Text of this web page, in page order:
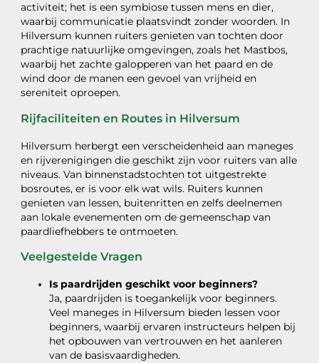
activiteit; het is een symbiose tussen mens en dier,
waarbij communicatie plaatsvindt zonder woorden. In
Hilversum kunnen ruiters genieten van tochten door
prachtige natuurlijke omgevingen, zoals het Mastbos,
waarbij het zachte galopperen van het paard en de
wind door de manen een gevoel van vrijheid en
sereniteit oproepen.
Rijfaciliteiten en Routes in Hilversum
Hilversum herbergt een verscheidenheid aan maneges
en rijverenigingen die geschikt zijn voor ruiters van alle
niveaus. Van binnenstadstochten tot uitgestrekte
bosroutes, er is voor elk wat wils. Ruiters kunnen
genieten van lessen, buitenritten en zelfs deelnemen
aan lokale evenementen om de gemeenschap van
paardliefhebbers te ontmoeten.
Veelgestelde Vragen
Is paardrijden geschikt voor beginners?
Ja, paardrijden is toegankelijk voor beginners.
Veel maneges in Hilversum bieden lessen voor
beginners, waarbij ervaren instructeurs helpen bij
het opbouwen van vertrouwen en het aanleren
van de basisvaardigheden.